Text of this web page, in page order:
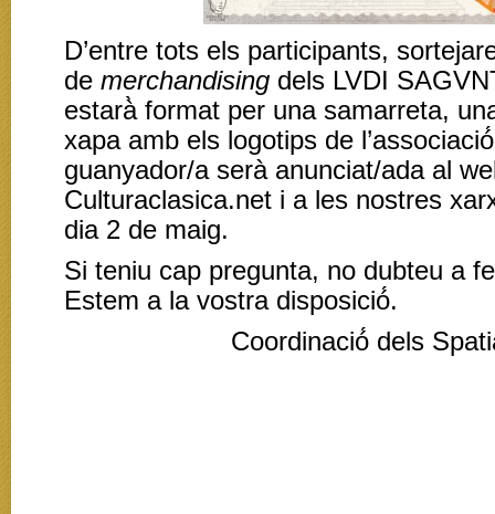
D’entre tots els participants,
de merchandising dels LVDI
estarà̀ format per una samarreta,
xapa amb els logotips de
guanyador/a serà anunciat/ada al
Culturaclasica.net i a les nostres
dia 2 de maig.
Si teniu cap pregunta, no dubteu a
Estem a la vostra disposició́.
Coordinació́ dels